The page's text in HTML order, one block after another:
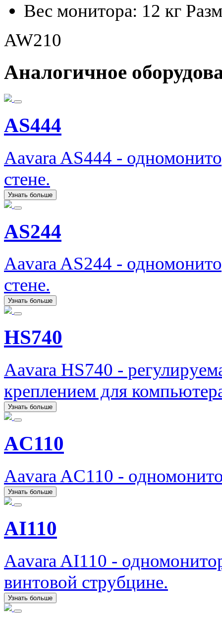
Вес монитора: 12 кг
AW210
Аналогичное
AS444
Aavara AS444 -
стене.
Узнать больше
AS244
Aavara AS244 -
стене.
Узнать больше
HS740
Aavara HS740 -
креплением для
Узнать больше
AC110
Aavara AC110 -
Узнать больше
AI110
Aavara AI110 -
винтовой струбцине.
Узнать больше